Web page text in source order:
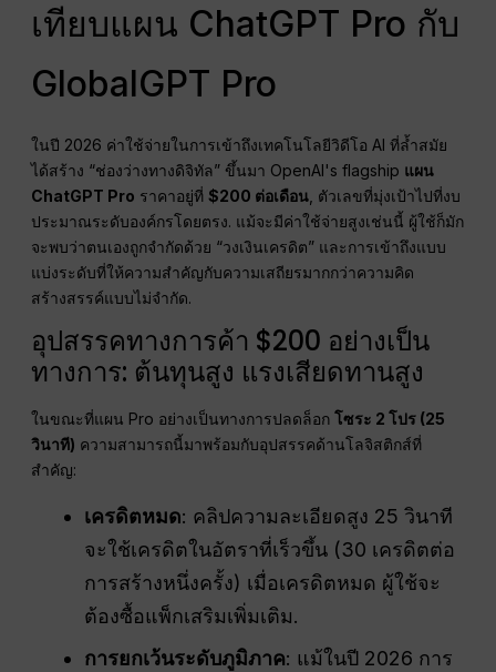
เทียบแผน ChatGPT Pro กับ
GlobalGPT Pro
ในปี 2026 ค่าใช้จ่ายในการเข้าถึงเทคโนโลยีวิดีโอ AI ที่ล้ำสมัย
ได้สร้าง “ช่องว่างทางดิจิทัล” ขึ้นมา OpenAI's flagship แผน
ChatGPT Pro ราคาอยู่ที่$200 ต่อเดือน , ตัวเลขที่มุ่งเป้าไปที่งบ
ประมาณระดับองค์กรโดยตรง. แม้จะมีค่าใช้จ่ายสูงเช่นนี้ ผู้ใช้ก็มัก
จะพบว่าตนเองถูกจำกัดด้วย “วงเงินเครดิต” และการเข้าถึงแบบ
แบ่งระดับที่ให้ความสำคัญกับความเสถียรมากกว่าความคิด
สร้างสรรค์แบบไม่จำกัด.
อุปสรรคทางการค้า $200 อย่างเป็น
ทางการ: ต้นทุนสูง แรงเสียดทานสูง
ในขณะที่แผน Pro อย่างเป็นทางการปลดล็อกโซระ 2 โปร (25
วินาที) ความสามารถนี้มาพร้อมกับอุปสรรคด้านโลจิสติกส์ที่
สำคัญ:
เครดิตหมด: คลิปความละเอียดสูง 25 วินาที
จะใช้เครดิตในอัตราที่เร็วขึ้น (30 เครดิตต่อ
การสร้างหนึ่งครั้ง) เมื่อเครดิตหมด ผู้ใช้จะ
ต้องซื้อแพ็กเสริมเพิ่มเติม.
การยกเว้นระดับภูมิภาค: แม้ในปี 2026 การ